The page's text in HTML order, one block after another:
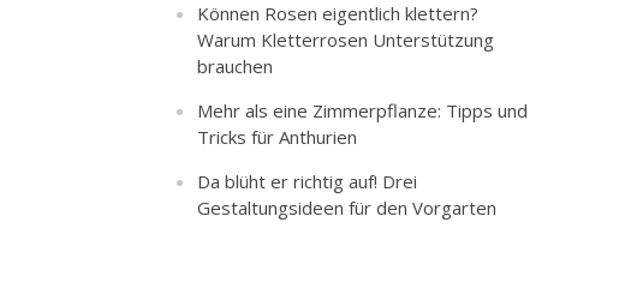
Können Rosen eigentlich klettern?
Warum Kletterrosen Unterstützung
brauchen
Mehr als eine Zimmerpflanze: Tipps und
Tricks für Anthurien
Da blüht er richtig auf! Drei
Gestaltungsideen für den Vorgarten